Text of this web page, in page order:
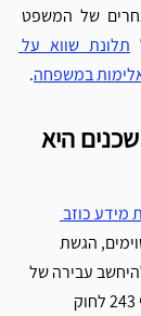
במשפחה.
היא
מידע כוזב
הגשת
עבירה של
מסירת ידיעה כוזבת לפי סעיף 243 לחוק